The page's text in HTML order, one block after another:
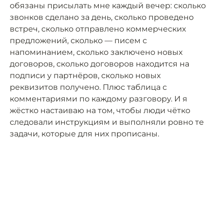
обязаны присылать мне каждый вечер: сколько
звонков сделано за день, сколько проведено
встреч, сколько отправлено коммерческих
предложений, сколько — писем с
напоминанием, сколько заключено новых
договоров, сколько договоров находится на
подписи у партнёров, сколько новых
реквизитов получено. Плюс таблица с
комментариями по каждому разговору. И я
жёстко настаиваю на том, чтобы люди чётко
следовали инструкциям и выполняли ровно те
задачи, которые для них прописаны.